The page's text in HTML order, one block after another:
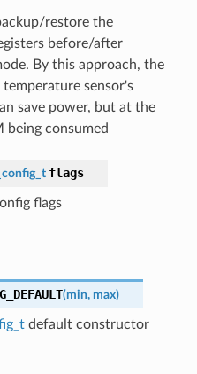
restore the
before/after
By this approach, the
sensor's
save power, but at the
being consumed
flags
flags
(min, max)
default constructor